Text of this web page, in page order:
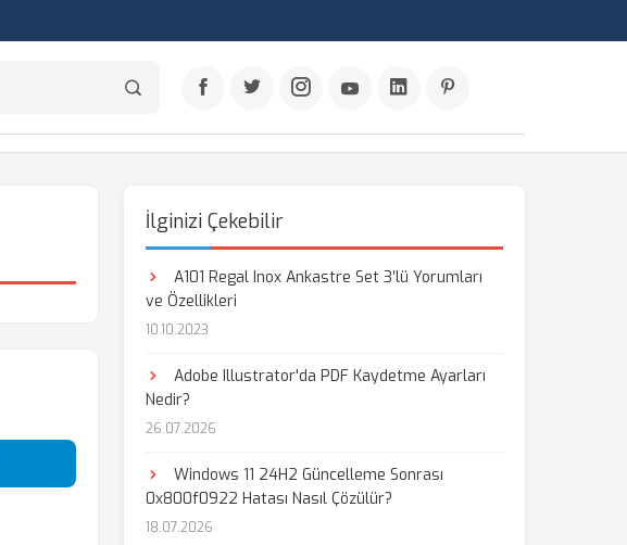
Paylaş
İlginizi Çekebilir
A101 Regal Inox Ankastre Set 3’lü Yorumları
ve Özellikleri
10.10.2023
Adobe Illustrator'da PDF Kaydetme Ayarları
Nedir?
26.07.2026
Windows 11 24H2 Güncelleme Sonrası
0x800f0922 Hatası Nasıl Çözülür?
18.07.2026